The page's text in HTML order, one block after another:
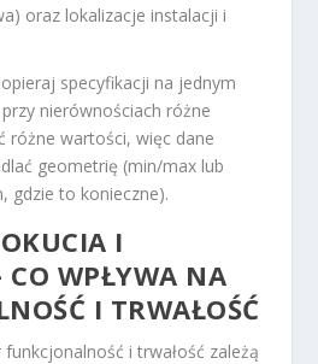
oraz lokalizacje instalacji i
specyfikacji na jednym
nierównościach różne
różne wartości, więc dane
geometrię (min/max lub
gdzie to konieczne).
I
CO WPŁYWA NA
I TRWAŁOŚĆ
i trwałość zależą